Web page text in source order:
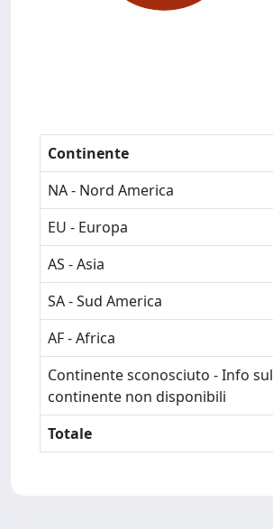
Continente
NA - Nord America
EU - Europa
AS - Asia
SA - Sud America
AF - Africa
Continente sconosciuto - Info sul
continente non disponibili
Totale